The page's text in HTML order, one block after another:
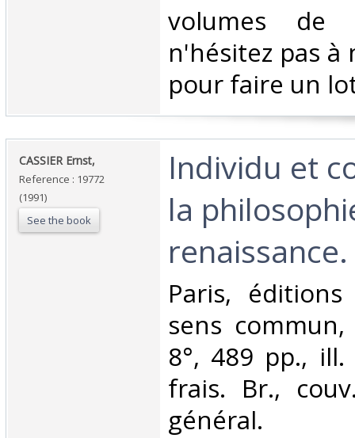
volumes de
n'hésitez pas
pour faire un
‎CASSIER Ernst,‎
Reference : 19772
(1991)
See the book
‎Individu et
la
renaissance.‎
‎Paris,
sens
8°, 489 pp.,
frais. Br.,
général.‎